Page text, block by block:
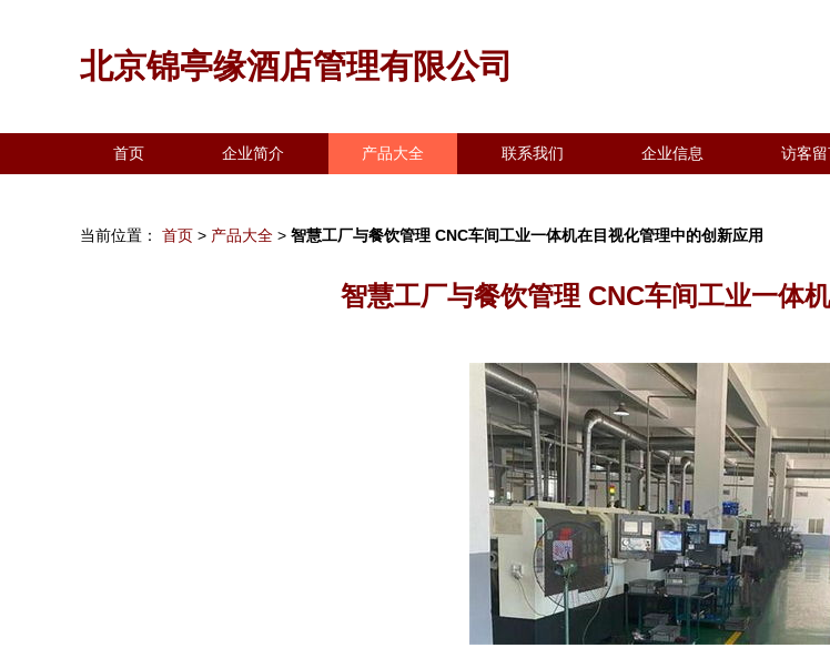
北京锦亭缘酒店管理有限公司
首页 企业简介 产品大全 联系我们 企业信息 访客
当前位置： 首页 > 产品大全 > 智慧工厂与餐饮管理 CNC车间工业一体机在目视化管理中的创新应用
智慧工厂与餐饮管理 CNC车间工业一体